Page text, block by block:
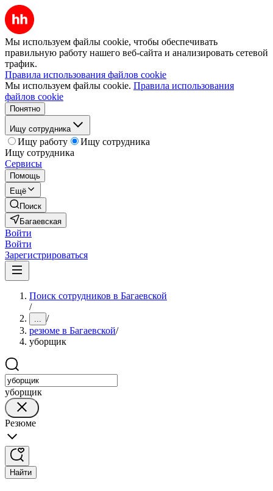
Мы используем файлы cookie, чтобы обеспечивать
правильную работу нашего веб-сайта и анализировать сетевой
трафик.
Правила использования файлов cookie
Мы используем файлы cookie. Правила использования
файлов cookie
Понятно
Ищу сотрудника
Ищу работу
Ищу сотрудника
Ищу сотрудника
Сервисы
Помощь
Ещё
Поиск
Багаевская
Войти
Войти
Зарегистрироваться
Поиск сотрудников в Багаевской
/
... /
резюме в Багаевской/
уборщик
уборщик
Резюме
Найти